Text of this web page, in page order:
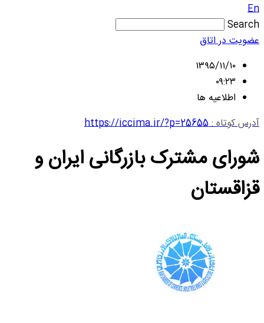
En
Search
عضویت در اتاق
۱۳۹۵/۱۱/۱۰
۰۹:۲۳
اطلاعیه ها
آدرس کوتاه :https://iccima.ir/?p=25655
شورای مشترک بازرگانی ایران و
قزاقستان